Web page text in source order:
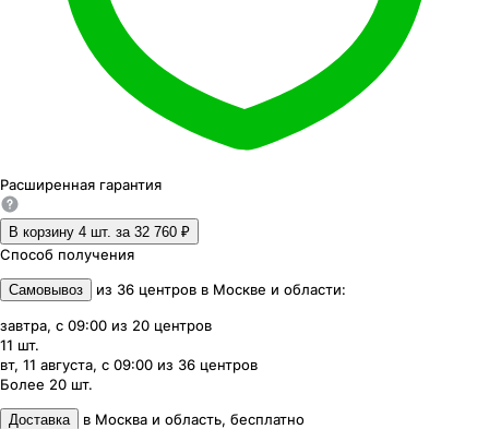
Расширенная гарантия
В корзину 4 шт. за 32 760 ₽
Способ получения
Самовывоз из 36 центров в Москве и области:
завтра, с 09:00 из 20 центров
11 шт.
вт, 11 августа, с 09:00 из 36 центров
Более 20 шт.
Доставка в Москва и область, бесплатно